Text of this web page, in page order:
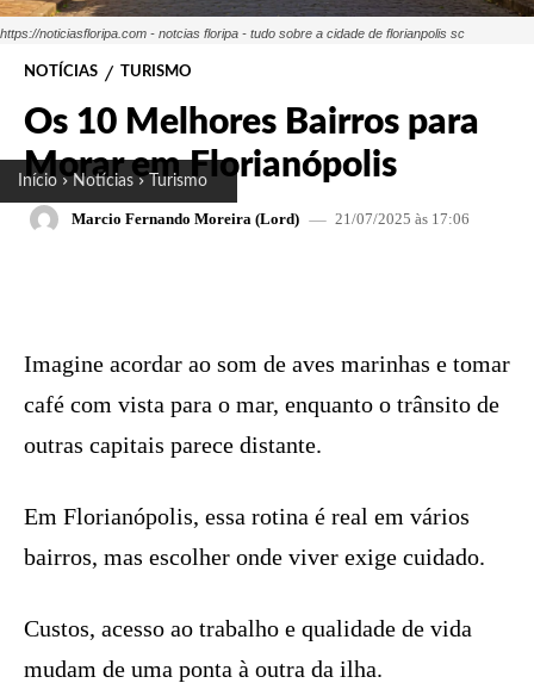
Início Notícias Turismo
https://noticiasfloripa.com - notcias floripa - tudo sobre a cidade de florianpolis sc
NOTÍCIAS TURISMO
Os 10 Melhores Bairros para
Morar em Florianópolis
Marcio Fernando Moreira (Lord) 21/07/2025 às 17:06
Imagine acordar ao som de aves marinhas e tomar
café com vista para o mar, enquanto o trânsito de
outras capitais parece distante.
Em Florianópolis, essa rotina é real em vários
bairros, mas escolher onde viver exige cuidado.
Custos, acesso ao trabalho e qualidade de vida
mudam de uma ponta à outra da ilha.